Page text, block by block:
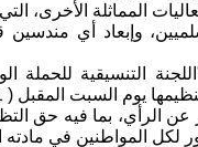
وإبعاد أي مندسين
التنسيقية للحملة
الرأي، بما فيه حق